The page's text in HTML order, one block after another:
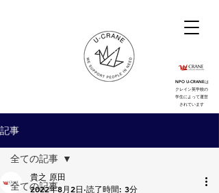
NPO U-CRANEは
クレイン英学校の
学生によって運営
されています
記事
全ての記事
全ての記事
貴之 原田
2022年8月2日 読了時間: 3分